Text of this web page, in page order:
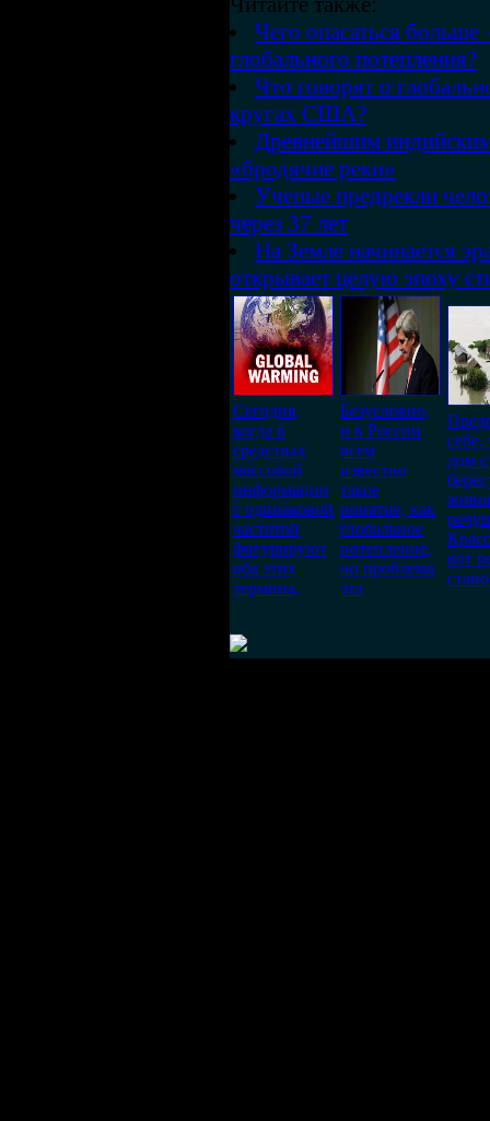
Чего опасаться больше
глобального потепления?
Что говорят о
кругах США?
Древнейшим
«бродячие реки»
Ученые предрекли
через 37 лет
На Земле начинается
открывает целую эпоху
Сегодня,
когда в
средствах
массовой
информации
с одинаковой
частотой
фигурируют
оба этих
термина,
Безусловно,
и в России
всем
известно
такое
понятие, как
глобальное
потепление,
но проблема
эта
себе,
дом
вот